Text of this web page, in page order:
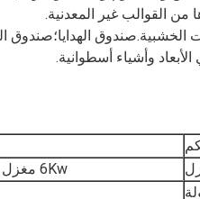
6Kw مغزل تبريد الهواء 24000 دورة في الدقيقة